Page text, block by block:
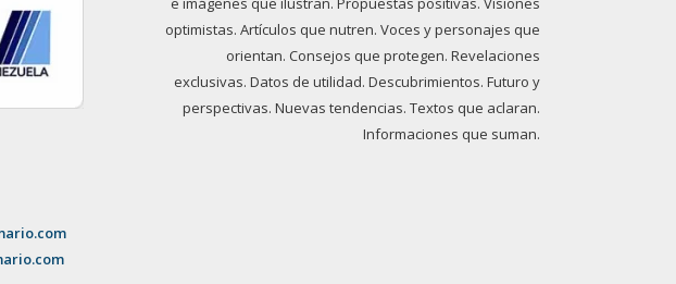
optimistas. Artículos que nutren. Voces y personajes que
orientan. Consejos que protegen. Revelaciones
exclusivas. Datos de utilidad. Descubrimientos. Futuro y
perspectivas. Nuevas tendencias. Textos que aclaran.
Informaciones que suman.